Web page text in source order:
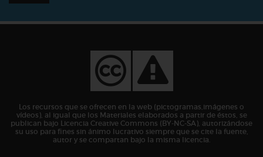
Los recursos que se ofrecen en la web (pictogramas,imágenes o
vídeos), al igual que los Materiales elaborados a partir de éstos, se
publican bajo Licencia Creative Commons (BY-NC-SA), autorizándose
su uso para fines sin ánimo lucrativo siempre que se cite la fuente,
autor y se compartan bajo la misma licencia.